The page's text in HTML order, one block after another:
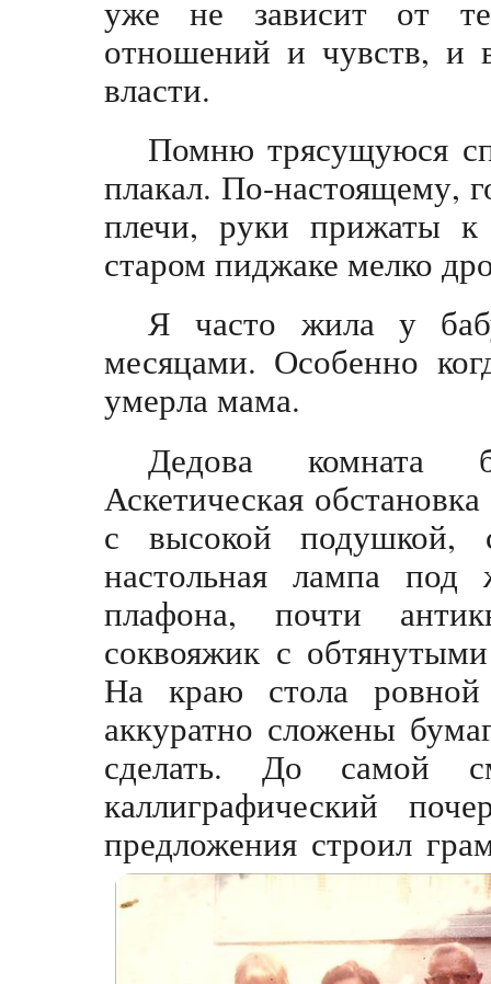
уже не зависит от
отношений и чувств, и
власти.
Помню трясущуюся
плакал. По-настоящему,
плечи, руки прижаты
старом пиджаке мелко
Я часто жила у
месяцами. Особенно
умерла мама.
Дедова комната
Аскетическая
с высокой подушкой,
настольная лампа под
плафона, почти
соквояжик с
На краю стола
аккуратно сложены
сделать. До самой
каллиграфический
предложения строил